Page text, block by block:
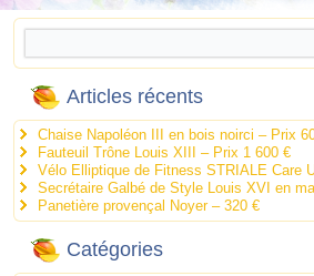
Articles récents
Chaise Napoléon III en bois noirci – Prix
Fauteuil Trône Louis XIII – Prix 1 600 €
Vélo Elliptique de Fitness STRIALE Care
Secrétaire Galbé de Style Louis XVI en
Panetière provençal Noyer – 320 €
Catégories